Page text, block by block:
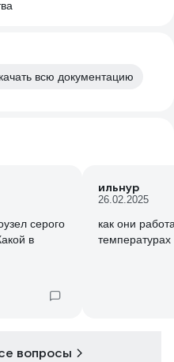
всю документацию
серого
в
ильнур
26.02.2025
как они
вопросы